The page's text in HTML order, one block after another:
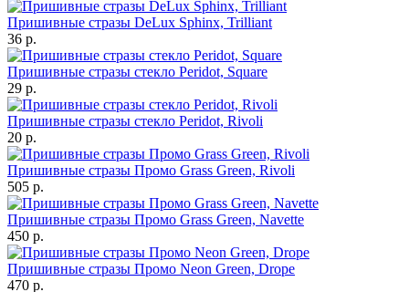
Пришивные стразы DeLux Sphinx, Trilliant
36 р.
Пришивные стразы стекло Peridot, Square
29 р.
Пришивные стразы стекло Peridot, Rivoli
20 р.
Пришивные стразы Промо Grass Green, Rivoli
505 р.
Пришивные стразы Промо Grass Green, Navette
450 р.
Пришивные стразы Промо Neon Green, Drope
470 р.